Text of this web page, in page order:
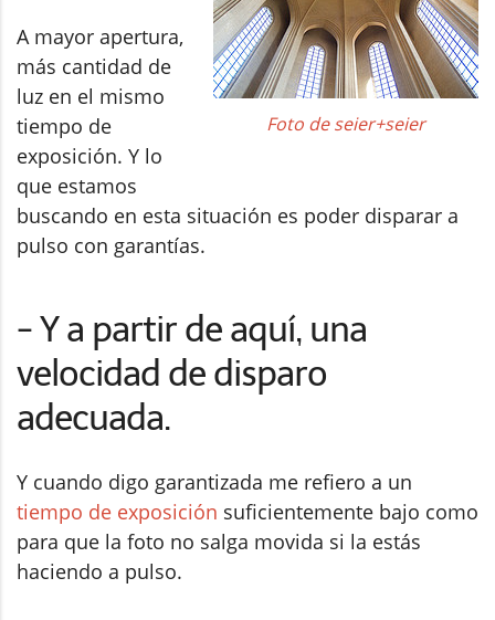
Foto de seier+seier
A mayor apertura,
más cantidad de
luz en el mismo
tiempo de
exposición. Y lo
que estamos
buscando en esta situación es poder disparar a
pulso con garantías.
- Y a partir de aquí, una
velocidad de disparo
adecuada.
Y cuando digo garantizada me refiero a un
tiempo de exposición suficientemente bajo como
para que la foto no salga movida si la estás
haciendo a pulso.